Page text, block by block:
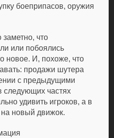
боеприпасов, оружия
что
или побоялись
новое. И, похоже, что
продажи шутера
с предыдущими
следующих частях
удивить игроков, а в
новый движок.